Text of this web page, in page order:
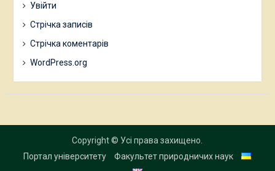
Увійти
Стрічка записів
Стрічка коментарів
WordPress.org
Copyright © Усі права захищено.
Портал університету
Факультет природничих наук